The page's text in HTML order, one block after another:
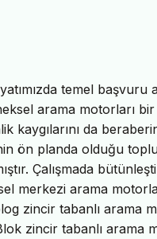
temel başvuru
arama motorları
kaygılarını da
ön planda olduğu
Çalışmada
merkezi arama
zincir tabanlı arama
zincir tabanlı arama